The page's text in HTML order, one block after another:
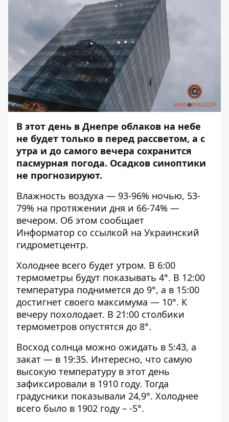
В этот день в Днепре облаков на небе
не будет только в перед рассветом, а с
утра и до самого вечера сохранится
пасмурная погода. Осадков синоптики
не прогнозируют.
Влажность воздуха — 93-96% ночью, 53-
79% на протяжении дня и 66-74% —
вечером. Об этом сообщает
Информатор со ссылкой на Украинский
гидрометцентр.
Холоднее всего будет утром. В 6:00
термометры будут показывать 4°. В 12:00
температура поднимется до 9°, а в 15:00
достигнет своего максимума — 10°. К
вечеру похолодает. В 21:00 столбики
термометров опустятся до 8°.
Восход солнца можно ожидать в 5:43, а
закат — в 19:35. Интересно, что самую
высокую температуру в этот день
зафиксировали в 1910 году. Тогда
градусники показывали 24,9°. Холоднее
всего было в 1902 году – -5°.